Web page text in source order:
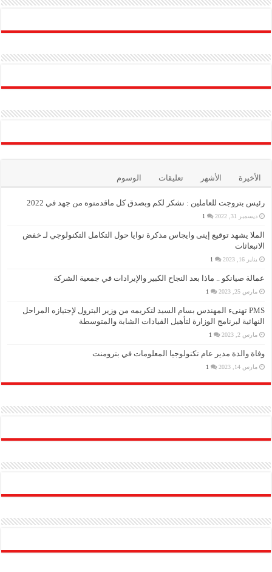
الأخيرة الأشهر تعليقات الوسوم
رئيس بتروجت للعاملين : نشكر لكم وبصدق كل ماقدمتوه من جهد في 2022
ديسمبر 31, 2022 1
الملا يشهد توقيع إينى وايجاس مذكرة نوايا حول التكامل التكنولوجي لـ خفض
الانبعاثات
يناير 16, 2023 1
عمالة صيانكو .. ماذا بعد النجاح الكبير والإيرادات في جمعية الشركة
مارس 25, 2023 1
PMS تهنىء المهندس بسام السيد لتكريمه من وزير البترول لإجتيازه المراحل
النهائية لبرنامج الوزارة لتأهيل القيادات الشابة والمتوسطة
مارس 2, 2023 1
وفاة والدة مدير عام تكنولوجيا المعلومات في بترومنت
مارس 14, 2023 1